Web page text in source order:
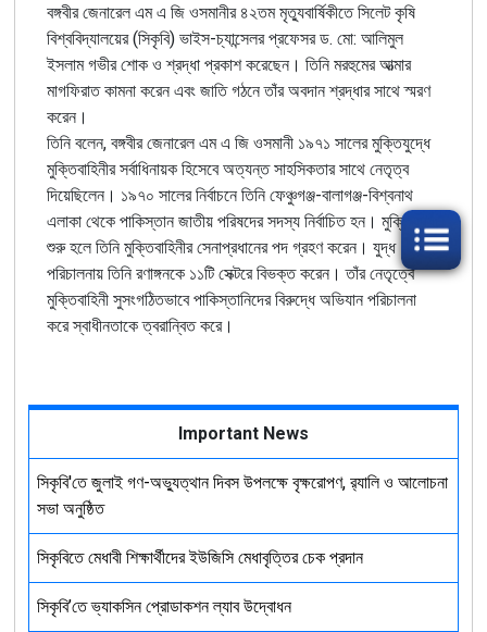
বঙ্গবীর জেনারেল এম এ জি ওসমানীর ৪২তম মৃত্যুবার্ষিকীতে সিলেট কৃষি
বিশ্ববিদ্যালয়ের (সিকৃবি) ভাইস-চ্যান্সেলর প্রফেসর ড. মো: আলিমুল
ইসলাম গভীর শোক ও শ্রদ্ধা প্রকাশ করেছেন। তিনি মরহুমের আত্মার
মাগফিরাত কামনা করেন এবং জাতি গঠনে তাঁর অবদান শ্রদ্ধার সাথে স্মরণ
করেন।
তিনি বলেন, বঙ্গবীর জেনারেল এম এ জি ওসমানী ১৯৭১ সালের মুক্তিযুদ্ধে
মুক্তিবাহিনীর সর্বাধিনায়ক হিসেবে অত্যন্ত সাহসিকতার সাথে নেতৃত্ব
দিয়েছিলেন। ১৯৭০ সালের নির্বাচনে তিনি ফেঞ্চুগঞ্জ-বালাগঞ্জ-বিশ্বনাথ
এলাকা থেকে পাকিস্তান জাতীয় পরিষদের সদস্য নির্বাচিত হন। মুক্তিযুদ্ধ
শুরু হলে তিনি মুক্তিবাহিনীর সেনাপ্রধানের পদ গ্রহণ করেন। যুদ্ধ
পরিচালনায় তিনি রণাঙ্গনকে ১১টি সেক্টরে বিভক্ত করেন। তাঁর নেতৃত্বে
মুক্তিবাহিনী সুসংগঠিতভাবে পাকিস্তানিদের বিরুদ্ধে অভিযান পরিচালনা
করে স্বাধীনতাকে ত্বরান্বিত করে।
Important News
সিকৃবি'তে জুলাই গণ-অভ্যুত্থান দিবস উপলক্ষে বৃক্ষরোপণ, র‍্যালি ও আলোচনা
সভা অনুষ্ঠিত
সিকৃবিতে মেধাবী শিক্ষার্থীদের ইউজিসি মেধাবৃত্তির চেক প্রদান
সিকৃবি’তে ভ্যাকসিন প্রোডাকশন ল্যাব উদ্বোধন